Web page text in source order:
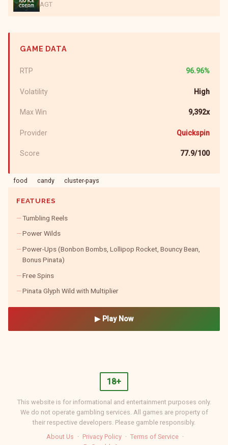
AGT
GAME DATA
RTP 96.96%
Volatility High
Max Win 9,392x
Provider Quickspin
Score 77.9/100
food candy cluster-pays
FEATURES
Tumbling Reels
Power Wilds
Power-Ups (Bonbon Bombs, Lollipop Rocket, Bouncy Bean,
Bonus Pinata)
Free Spins
Pinata Glyph Wild with Multiplier
▶ Play Now
18+
This website is for informational and entertainment purposes only.
We do not operate gambling services. All games are property of
their respective developers. Please gamble responsibly.
About Us · Privacy Policy · Terms of Service ·